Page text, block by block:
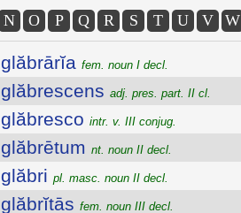
N O P Q R S T U V W
glăbrārĭa fem. noun I decl.
glăbrescens adj. pres. part. II cl.
glăbresco intr. v. III conjug.
glăbrētum nt. noun II decl.
glăbri pl. masc. noun II decl.
glăbrĭtās fem. noun III decl.